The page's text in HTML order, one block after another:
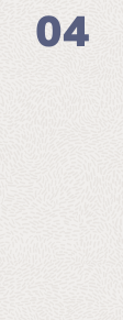
04